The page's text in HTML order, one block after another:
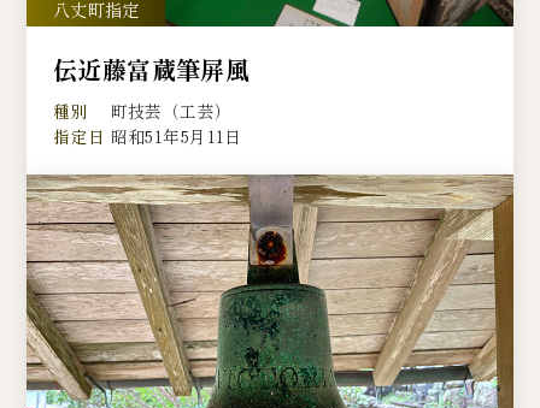
伝近藤富蔵筆屏風
種別
町技芸（工芸）
指定日 昭和51年5月11日